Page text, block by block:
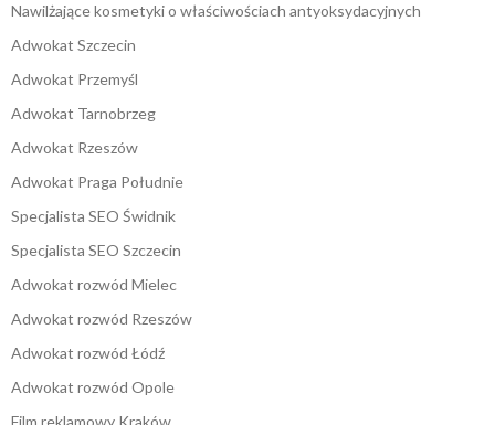
Nawilżające kosmetyki o właściwościach antyoksydacyjnych
Adwokat Szczecin
Adwokat Przemyśl
Adwokat Tarnobrzeg
Adwokat Rzeszów
Adwokat Praga Południe
Specjalista SEO Świdnik
Specjalista SEO Szczecin
Adwokat rozwód Mielec
Adwokat rozwód Rzeszów
Adwokat rozwód Łódź
Adwokat rozwód Opole